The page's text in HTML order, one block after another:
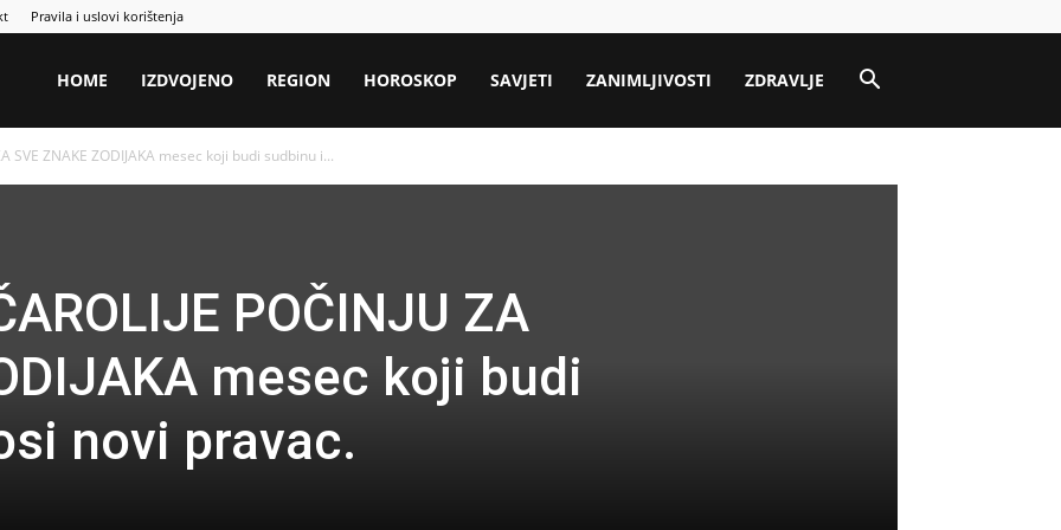
Pravila i uslovi korištenja
HOME IZDVOJENO REGION HOROSKOP SAVJETI ZANIMLJIVOSTI ZDRAVLJE
SVE ZNAKE ZODIJAKA mesec koji budi sudbinu i...
POČINJU ZA
mesec koji budi
novi pravac.